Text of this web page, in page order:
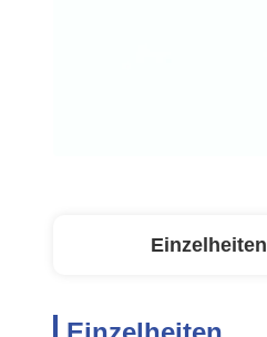
Einzelheiten